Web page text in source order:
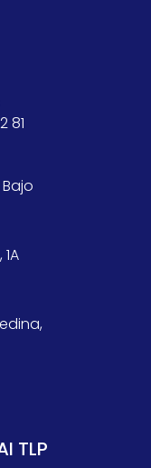
81
TLP